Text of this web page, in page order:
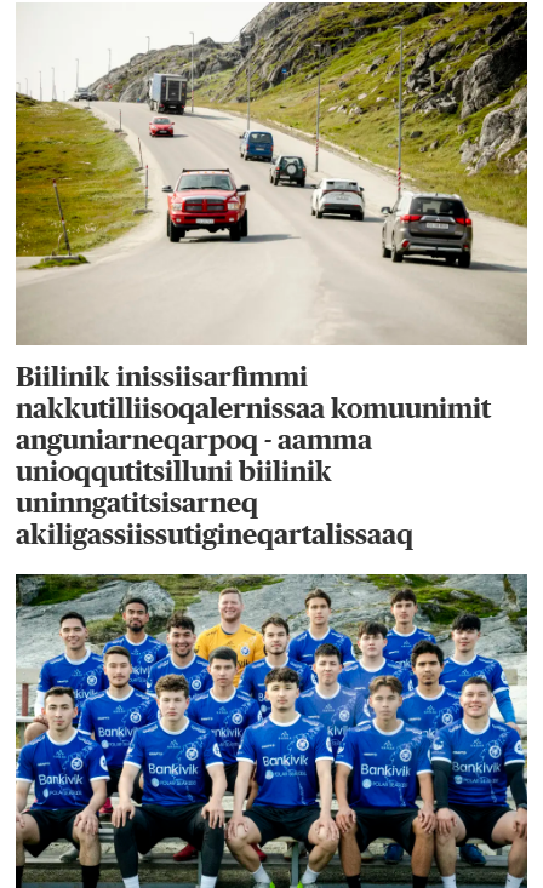
Biilinik inissiisarfimmi
nakkutilliisoqalernissaa komuunimit
anguniarneqarpoq - aamma
unioqqutitsilluni biilinik
uninngatitsisarneq
akiligassiissutigineqartalissaaq